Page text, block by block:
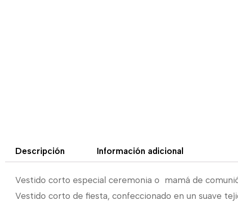
Descripción Información adicional
Vestido corto especial ceremonia o mamá de
Vestido corto de fiesta, confeccionado en un suave